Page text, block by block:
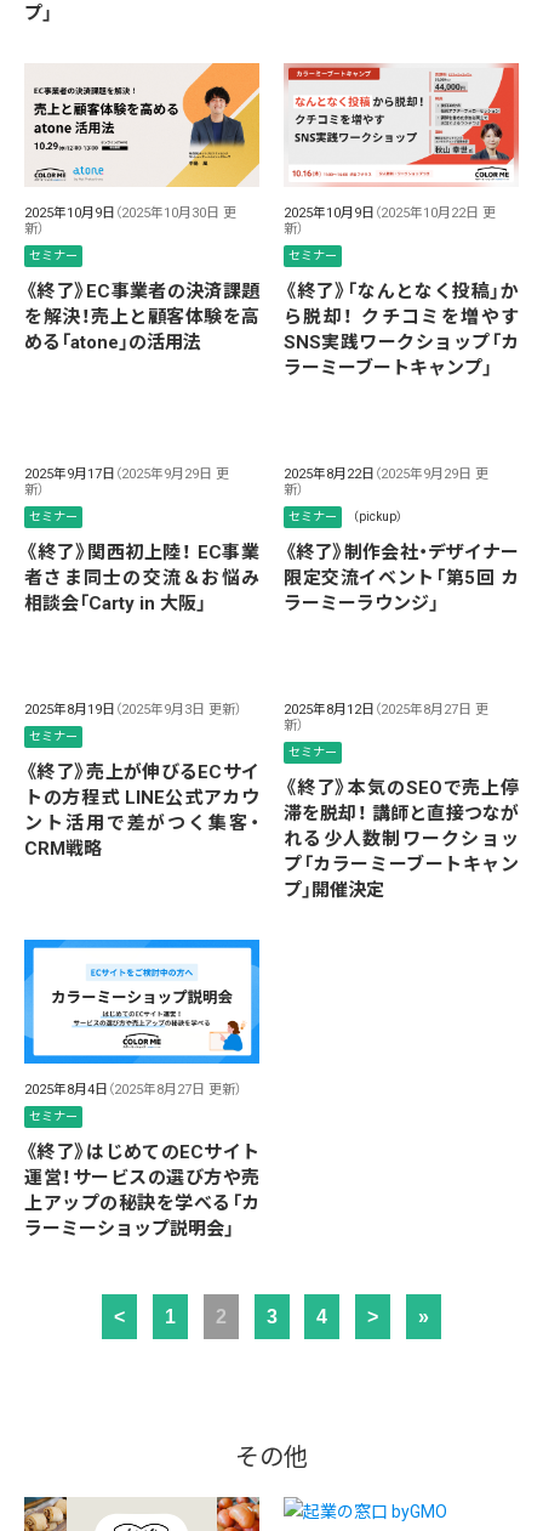
プ」
2025年10月9日 （2025年10月30日 更
新）
セミナー
《終了》EC事業者の決済課題
を解決！売上と顧客体験を高
める「atone」の活用法
2025年10月9日 （2025年10月22日 更
新）
セミナー
《終了》「なんとなく投稿」か
ら脱却！ クチコミを増やす
SNS実践ワークショップ「カ
ラーミーブートキャンプ」
2025年9月17日 （2025年9月29日 更
新）
セミナー
《終了》関西初上陸！ EC事業
者さま同士の交流＆お悩み
相談会「Carty in 大阪」
2025年8月22日 （2025年9月29日 更
新）
セミナー （pickup）
《終了》制作会社・デザイナー
限定交流イベント「第5回 カ
ラーミーラウンジ」
2025年8月19日 （2025年9月3日 更新）
セミナー
《終了》売上が伸びるECサイ
トの方程式 LINE公式アカウ
ント活用で差がつく集客・
CRM戦略
2025年8月12日 （2025年8月27日 更
新）
セミナー
《終了》本気のSEOで売上停
滞を脱却！ 講師と直接つなが
れる少人数制ワークショッ
プ「カラーミーブートキャン
プ」開催決定
2025年8月4日 （2025年8月27日 更新）
セミナー
《終了》はじめてのECサイト
運営！サービスの選び方や売
上アップの秘訣を学べる「カ
ラーミーショップ説明会」
< 1 2 3 4 > »
その他